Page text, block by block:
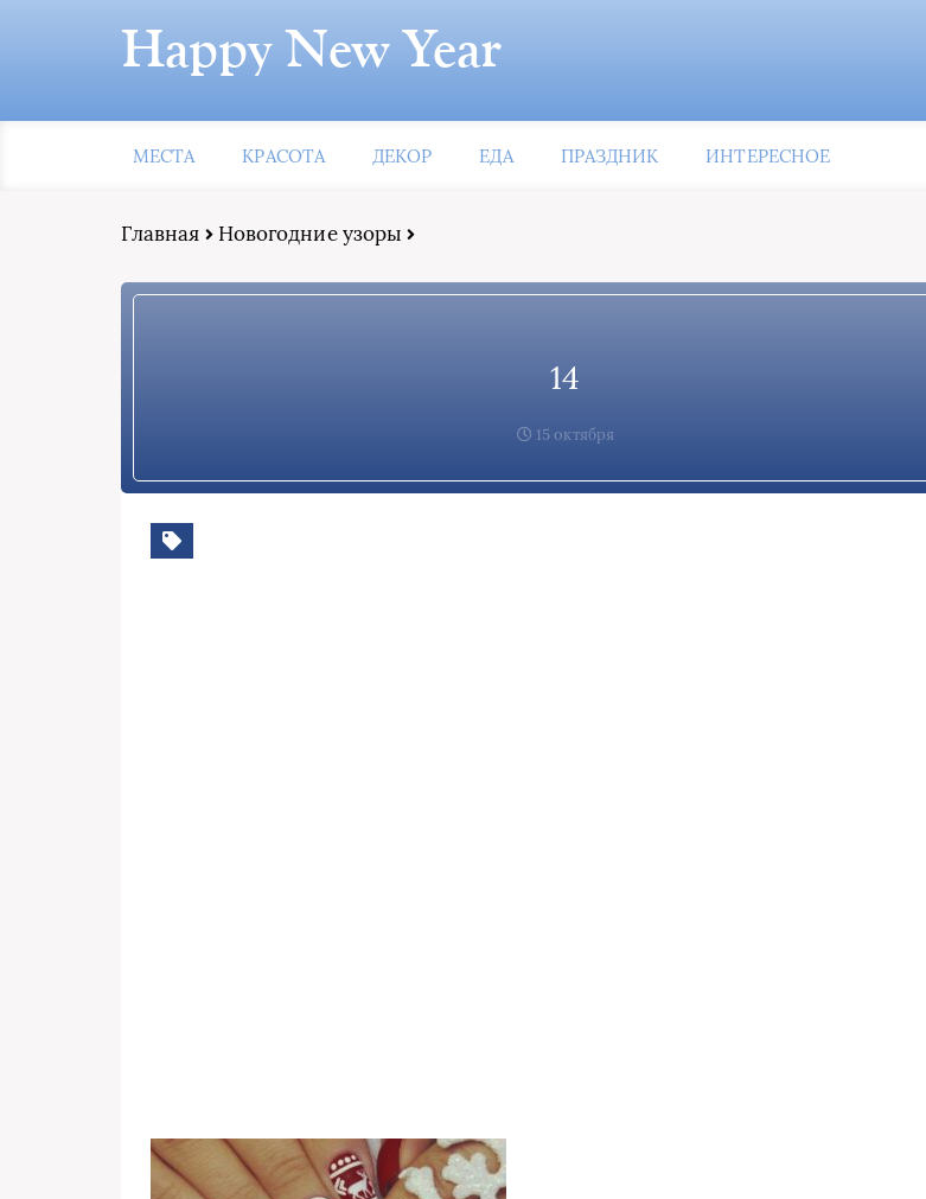
Happy New Year
МЕСТА КРАСОТА ДЕКОР ЕДА ПРАЗДНИК ИНТЕРЕСНОЕ
Главная Новогодние узоры
14
15 октября